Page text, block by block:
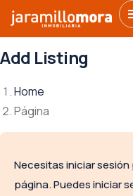
Add Listing
Home
Página
Necesitas iniciar
página. Puedes iniciar